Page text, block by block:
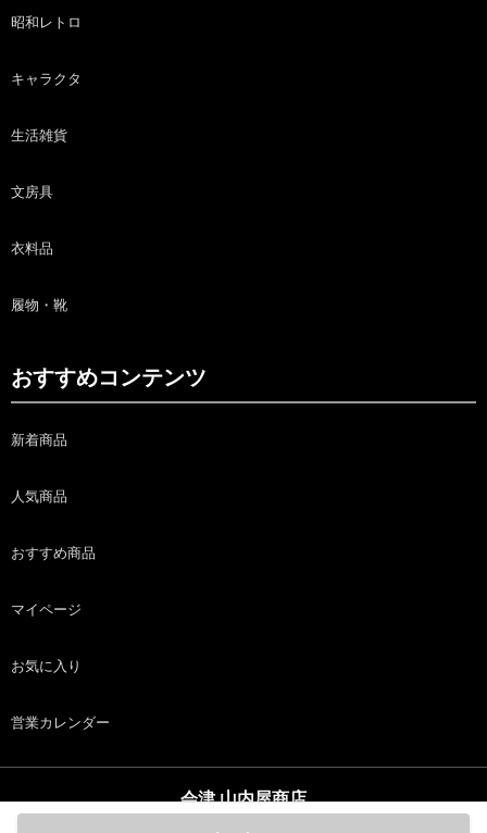
昭和レトロ
キャラクタ
生活雑貨
文房具
衣料品
履物・靴
おすすめコンテンツ
新着商品
人気商品
おすすめ商品
マイページ
お気に入り
営業カレンダー
会津 山内屋商店